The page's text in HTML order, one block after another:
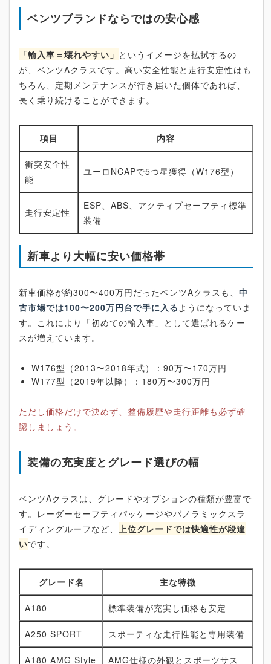
ベンツブランドならではの安心感
「輸入車＝壊れやすい」 というイメージを払拭するの
が、ベンツAクラスです。高い安全性能と走行安定性はも
ちろん、定期メンテナンスが行き届いた個体であれば、
長く乗り続けることができます。
項目 内容
衝突安全性
能
ユーロNCAPで5つ星獲得（W176型）
走行安定性
ESP、ABS、アクティブセーフティ標準
装備
新車より大幅に安い価格帯
新車価格が約300〜400万円だったベンツAクラスも、 中
古市場では100〜200万円台で手に入る ようになっていま
す。これにより「初めての輸入車」として選ばれるケー
スが増えています。
W176型（2013〜2018年式）：90万〜170万円
W177型（2019年以降）：180万〜300万円
ただし価格だけで決めず、整備履歴や走行距離も必ず確
認しましょう。
装備の充実度とグレード選びの幅
ベンツAクラスは、グレードやオプションの種類が豊富で
す。レーダーセーフティパッケージやパノラミックスラ
イディングルーフなど、 上位グレードでは快適性が段違
いです。
グレード名 主な特徴
A180 標準装備が充実し価格も安定
A250 SPORT スポーティな走行性能と専用装備
A180 AMG Style AMG仕様の外観とスポーツサス